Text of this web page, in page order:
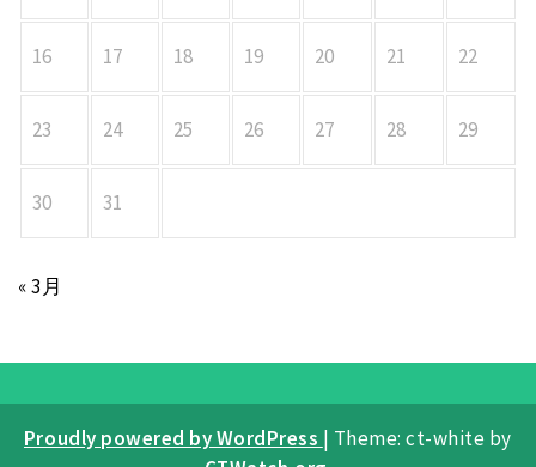
16 17 18 19 20 21 22
23 24 25 26 27 28 29
30 31
« 3月
Proudly powered by WordPress | Theme: ct-white by